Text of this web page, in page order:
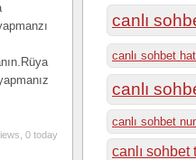
0 today
canlı
canlı sohbet
canlı
canlı sohbet
canlı sohbet